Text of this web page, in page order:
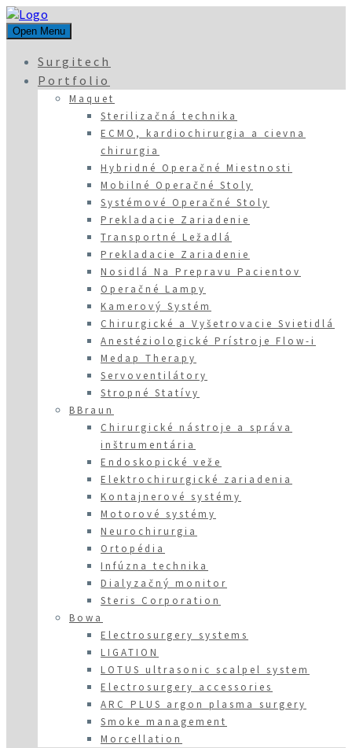
Open Menu
Surgitech
Portfolio
Maquet
Sterilizačná technika
ECMO, kardiochirurgia a cievna
chirurgia
Hybridné Operačné Miestnosti
Mobilné Operačné Stoly
Systémové Operačné Stoly
Prekladacie Zariadenie
Transportné Ležadlá
Prekladacie Zariadenie
Nosidlá Na Prepravu Pacientov
Operačné Lampy
Kamerový Systém
Chirurgické a Vyšetrovacie Svietidlá
Anestéziologické Prístroje Flow-i
Medap Therapy
Servoventilátory
Stropné Statívy
BBraun
Chirurgické nástroje a správa
inštrumentária
Endoskopické veže
Elektrochirurgické zariadenia
Kontajnerové systémy
Motorové systémy
Neurochirurgia
Ortopédia
Infúzna technika
Dialyzačný monitor
Steris Corporation
Bowa
Electrosurgery systems
LIGATION
LOTUS ultrasonic scalpel system
Electrosurgery accessories
ARC PLUS argon plasma surgery
Smoke management
Morcellation